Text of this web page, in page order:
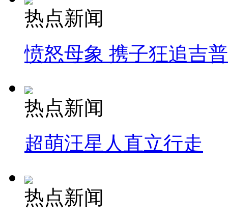
热点新闻
愤怒母象 携子狂追吉
热点新闻
超萌汪星人直立行走
热点新闻